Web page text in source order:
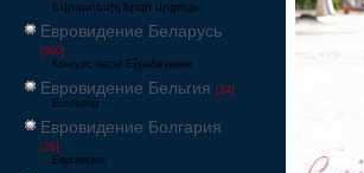
Եվրատեսիլ երգի մրցույթ
Евровидение Беларусь
[600]
Конкурс песні Еўрабачанне
Евровидение Бельгия [24]
Eurosong
Евровидение Болгария
[26]
Евровизия